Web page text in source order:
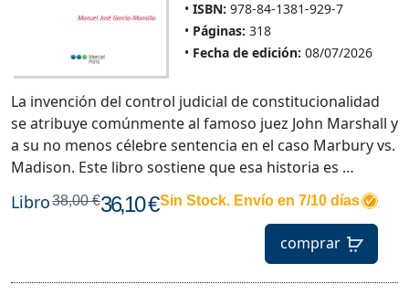
ISBN: 978-84-1381-929-7
Páginas: 318
Fecha de edición: 08/07/2026
Libro38,00 €36,10 €Sin Stock. Envío en 7/10 días
comprar
La invención del control judicial de constitucionalidad
se atribuye comúnmente al famoso juez John Marshall y
a su no menos célebre sentencia en el caso Marbury vs.
Madison. Este libro sostiene que esa historia es …